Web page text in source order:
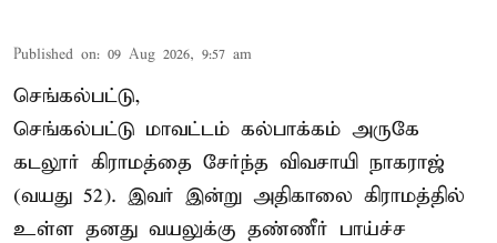
Published on: 09 Aug 2026, 9:57 am
செங்கல்பட்டு,
செங்கல்பட்டு மாவட்டம் கல்பாக்கம் அருகே
கடலூர் கிராமத்தை சேர்ந்த விவசாயி நாகராஜ்
(வயது 52). இவர் இன்று அதிகாலை கிராமத்தில்
உள்ள தனது வயலுக்கு தண்ணீர் பாய்ச்ச